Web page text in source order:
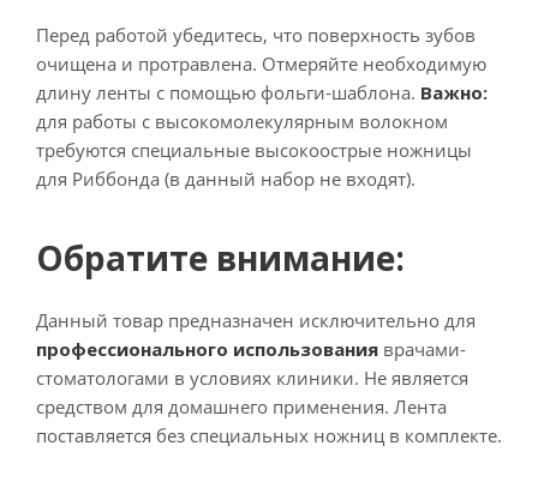
Перед работой убедитесь, что поверхность зубов
очищена и протравлена. Отмеряйте необходимую
длину ленты с помощью фольги-шаблона. Важно:
для работы с высокомолекулярным волокном
требуются специальные высокоострые ножницы
для Риббонда (в данный набор не входят).
Обратите внимание:
Данный товар предназначен исключительно для
профессионального использования врачами-
стоматологами в условиях клиники. Не является
средством для домашнего применения. Лента
поставляется без специальных ножниц в комплекте.